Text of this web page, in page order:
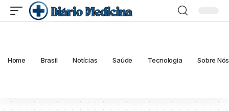
Home Brasil Notícias Saúde Tecnologia Sobre Nós